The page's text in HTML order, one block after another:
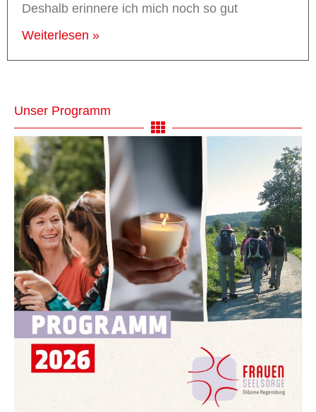
Deshalb erinnere ich mich noch so gut
Weiterlesen »
Unser Programm